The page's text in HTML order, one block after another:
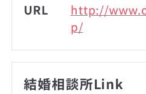
URL
http://
p/
結婚相談所Link